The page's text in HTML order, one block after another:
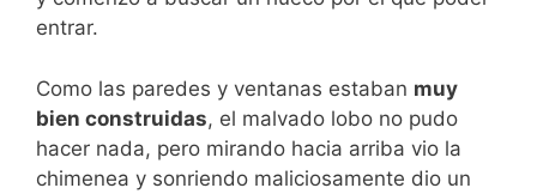
entrar.
Como las paredes y ventanas estaban muy
bien construidas, el malvado lobo no pudo
hacer nada, pero mirando hacia arriba vio la
chimenea y sonriendo maliciosamente dio un